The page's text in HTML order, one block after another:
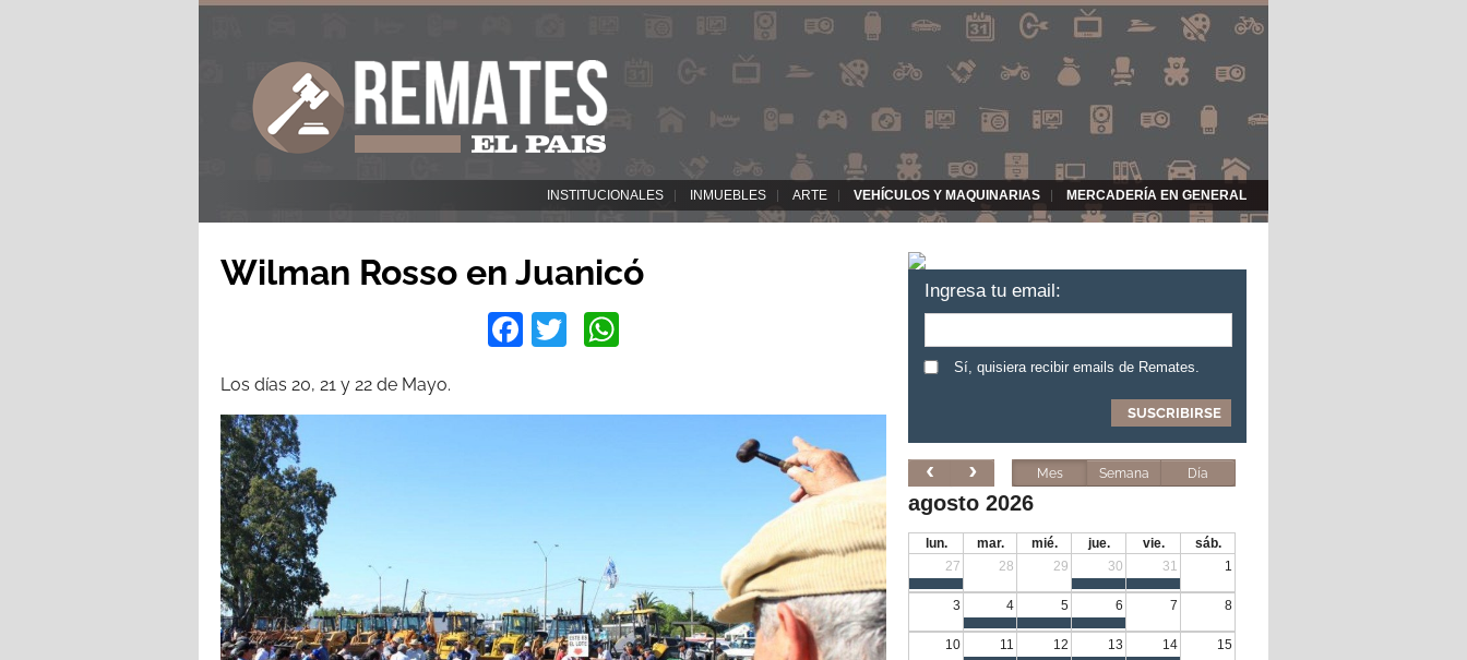
INSTITUCIONALES INMUEBLES ARTE VEHÍCULOS Y MAQUINARIAS MERCADERÍA EN GENERAL
Wilman Rosso en Juanicó
Facebook
Twitter
Los días 20, 21 y 22 de Mayo.
Ingresa tu email:
Sí, quisiera recibir emails de Remates.
Mes Semana Día
agosto 2026
lun. mar. mié. jue. vie.
sáb.
27
28 29 30 31 1
3 4 5 6 7 8
10 11 12 13 14 15